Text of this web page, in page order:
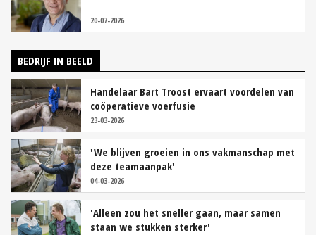
20-07-2026
BEDRIJF IN BEELD
Handelaar Bart Troost ervaart voordelen van
coöperatieve voerfusie
23-03-2026
'We blijven groeien in ons vakmanschap met
deze teamaanpak'
04-03-2026
'Alleen zou het sneller gaan, maar samen
staan we stukken sterker'